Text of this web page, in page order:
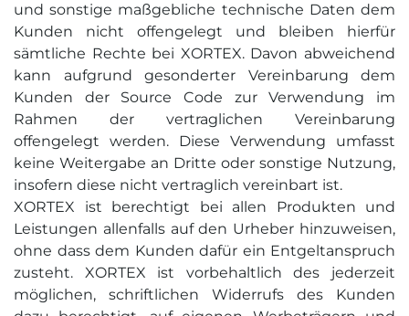
und sonstige maßgebliche technische Daten dem
Kunden nicht offengelegt und bleiben hierfür
sämtliche Rechte bei XORTEX. Davon abweichend
kann aufgrund gesonderter Vereinbarung dem
Kunden der Source Code zur Verwendung im
Rahmen der vertraglichen Vereinbarung
offengelegt werden. Diese Verwendung umfasst
keine Weitergabe an Dritte oder sonstige Nutzung,
insofern diese nicht vertraglich vereinbart ist.
XORTEX ist berechtigt bei allen Produkten und
Leistungen allenfalls auf den Urheber hinzuweisen,
ohne dass dem Kunden dafür ein Entgeltanspruch
zusteht. XORTEX ist vorbehaltlich des jederzeit
möglichen, schriftlichen Widerrufs des Kunden